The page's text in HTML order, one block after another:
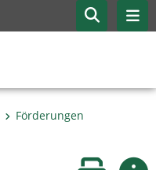
Förderungen